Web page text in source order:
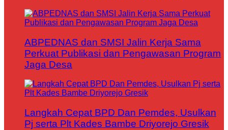
ABPEDNAS dan SMSI Jalin Kerja Sama
Perkuat Publikasi dan Pengawasan Program
Jaga Desa
Langkah Cepat BPD Dan Pemdes, Usulkan
Pj serta Plt Kades Bambe Driyorejo Gresik